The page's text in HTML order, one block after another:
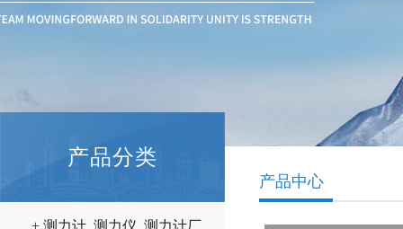
产品分类
+ 测力计_测力仪_测力计厂
产品中心